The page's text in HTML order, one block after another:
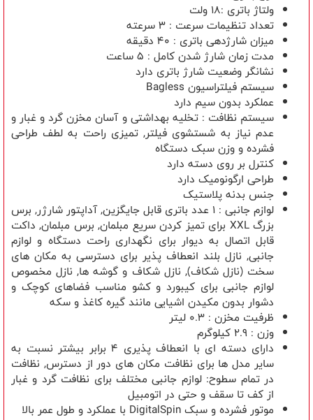
ولتاژ باتری :18 ولت
تعداد تنظیمات سرعت : 3 سرعته
میزان شارژدهی باتری : 40 دقیقه
مدت زمان شارژ شدن کامل : 5 ساعت
نشانگر وضعیت شارژ باتری دارد
سیستم فیلتراسیون Bagless
عملکرد بدون سیم دارد
سیستم نظافت : تخلیه بهداشتی و آسان مخزن گرد و غبار و
عدم نیاز به شستشوی فیلتر, تمیزی راحت به لطف طراحی
فشرده و وزن سبک دستگاه
کنترل بر روی دسته دارد
طراحی ارگونومیک دارد
جنس بدنه پلاستیک
لوازم جانبی : ۱ عدد باتری قابل جایگزین, آداپتور شارژر, برس
بزرگ XXL برای تمیز کردن سریع مبلمان, برس مبلمان, داکت
قابل اتصال به دیوار برای نگهداری راحت دستگاه و لوازم
جانبی, نازل بلند انعطاف پذیر برای دسترسی به مکان های
سخت (نازل شکاف), نازل شکاف و گوشه ها, نازل مخصوص
لوازم جانبی برای کیبورد و کشو مناسب فضاهای کوچک و
دشوار بدون مکیدن اشیایی مانند گیره کاغذ و سکه
ظرفیت مخزن : 0.3 لیتر
وزن : 2.9 کیلوگرم
دارای دسته ای با انعطاف پذیری ۴ برابر بیشتر نسبت به
سایر مدل ها برای نظافت مکان های دور از دسترس, نظافت
در تمام سطوح: لوازم جانبی مختلف برای نظافت گرد و غبار
از کف تا سقف و حتی در اتومبیل
موتور فشرده و سبک DigitalSpin با عملکرد و طول عمر بالا